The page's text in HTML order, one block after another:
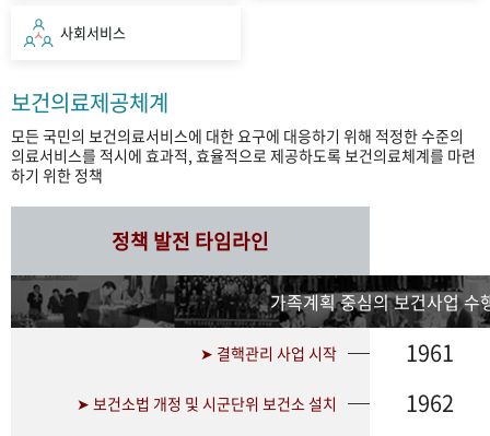
사회서비스
보건의료제공체계
모든 국민의 보건의료서비스에 대한 요구에 대응하기 위해 적정한 수준의
의료서비스를 적시에 효과적, 효율적으로 제공하도록 보건의료체계를 마련
하기 위한 정책
정책 발전 타임라인
가족계획 중심의 보건사업 수
➤ 결핵관리 사업 시작 1961
➤ 보건소법 개정 및 시군단위 보건소 설치 1962